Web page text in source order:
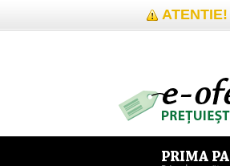
ATENTIE!